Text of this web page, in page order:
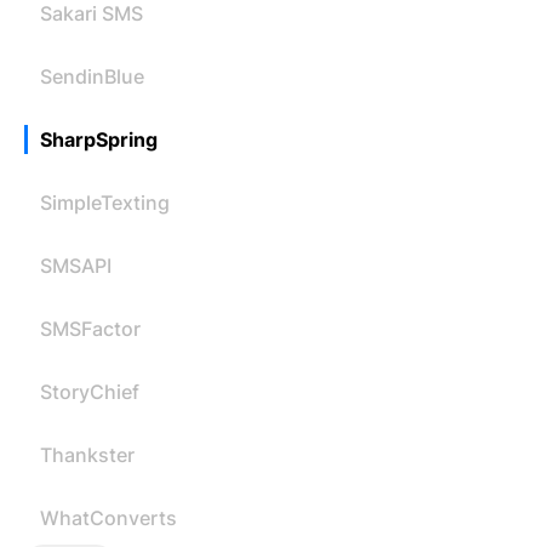
Sakari SMS
SendinBlue
SharpSpring
SimpleTexting
SMSAPI
SMSFactor
StoryChief
Thankster
WhatConverts